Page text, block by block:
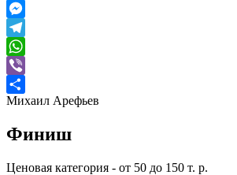
Twitter
Messenger
Telegram
WhatsApp
Viber
Отправить
Михаил Арефьев
Финиш
Ценовая категория - от 50 до 150 т. р.